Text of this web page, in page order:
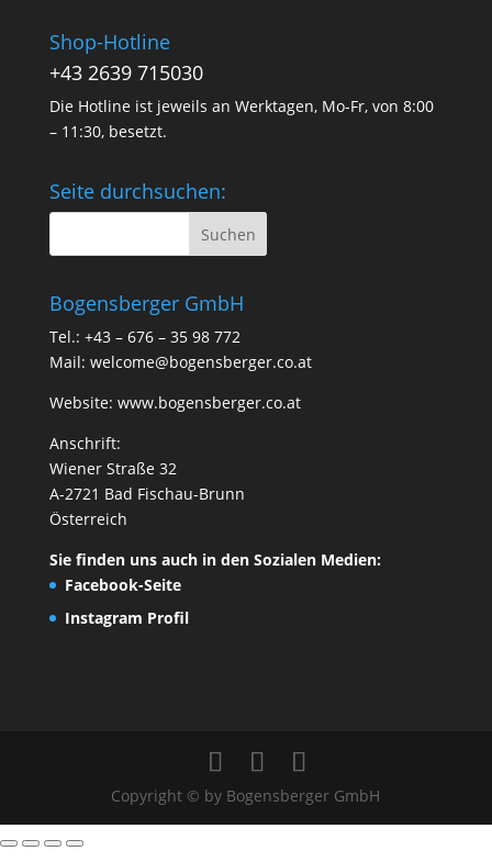
Shop-Hotline
+43 2639 715030
Die Hotline ist jeweils an Werktagen, Mo-Fr, von 8:00
– 11:30, besetzt.
Seite durchsuchen:
Bogensberger GmbH
Tel.: +43 – 676 – 35 98 772
Mail: welcome@bogensberger.co.at
Website: www.bogensberger.co.at
Anschrift:
Wiener Straße 32
A-2721 Bad Fischau-Brunn
Österreich
Sie finden uns auch in den Sozialen Medien:
Facebook-Seite
Instagram Profil
Copyright © by Bogensberger GmbH